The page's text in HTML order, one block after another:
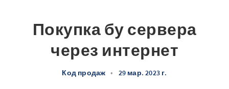
Покупка бу сервера
через интернет
Код продаж • 29 мар. 2023 г.